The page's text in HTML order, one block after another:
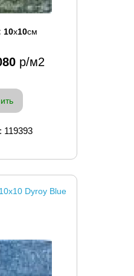
10x10см
р/м2
119393
Dyroy Blue